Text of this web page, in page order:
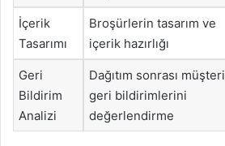
İçerik
Tasarımı
Broşürlerin tasarım ve
içerik hazırlığı
Geri
Bildirim
Analizi
Dağıtım sonrası müşteri
geri bildirimlerini
değerlendirme